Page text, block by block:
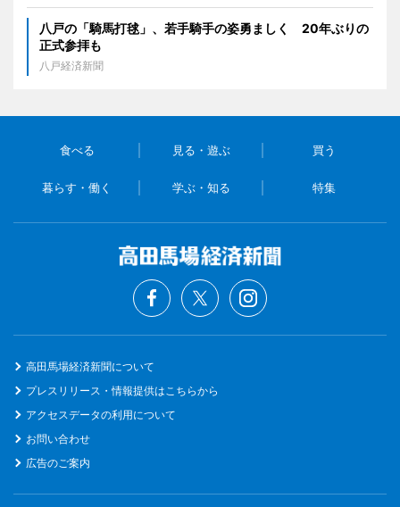
八戸の「騎馬打毬」、若手騎手の姿勇ましく 20年ぶりの
正式参拝も
八戸経済新聞
食べる 見る・遊ぶ 買う
暮らす・働く 学ぶ・知る 特集
高田馬場経済新聞について
プレスリリース・情報提供はこちらから
アクセスデータの利用について
お問い合わせ
広告のご案内